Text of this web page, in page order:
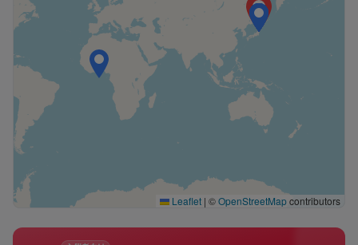
Leaflet | ©OpenStreetMapcontributors